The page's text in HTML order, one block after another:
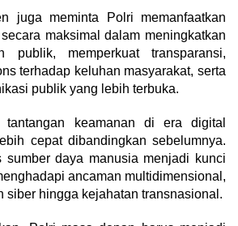
juga meminta Polri memanfaatkan
maksimal dalam meningkatkan
publik, memperkuat transparansi,
terhadap keluhan masyarakat, serta
publik yang lebih terbuka.
tantangan keamanan di era digital
cepat dibandingkan sebelumnya.
sumber daya manusia menjadi kunci
ancaman multidimensional,
siber hingga kejahatan transnasional.